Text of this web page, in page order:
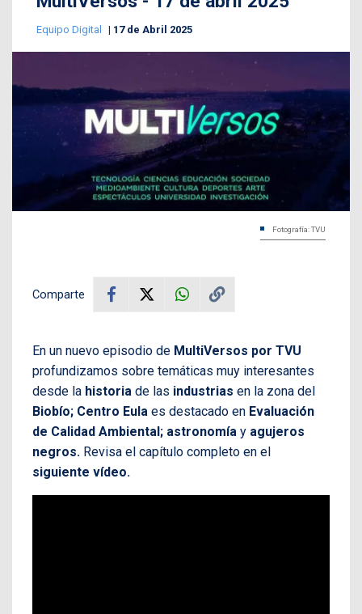
Equipo Digital 17 de Abril 2025
Fotografía: TVU
Comparte
En un nuevo episodio de MultiVersos por TVU
profundizamos sobre temáticas muy interesantes
desde la historia de las industrias en la zona del
Biobío; Centro Eula es destacado en Evaluación
de Calidad Ambiental; astronomía y agujeros
negros. Revisa el capítulo completo en el
siguiente vídeo.